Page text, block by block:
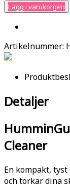
Lägg i varukorgen
Artikelnummer:
Detaljer
Cleaner
En kompakt,
och torkar dina